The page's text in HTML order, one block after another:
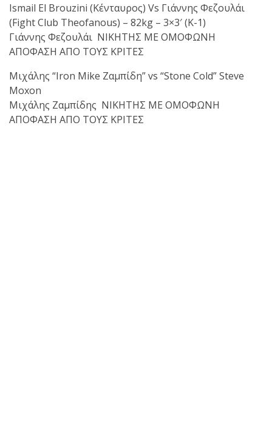
Ismail El Brouzini (Κένταυρος) Vs Γιάννης Φεζουλάι
(Fight Club Theofanous) – 82kg – 3×3′ (Κ-1)
Γιάννης Φεζουλάι ΝΙΚΗΤΗΣ ΜΕ ΟΜΟΦΩΝΗ
ΑΠΟΦΑΣΗ ΑΠΟ ΤΟΥΣ ΚΡΙΤΕΣ
Μιχάλης “Iron Mike Ζαμπίδη” vs “Stone Cold” Steve
Moxon
Μιχάλης Ζαμπίδης ΝΙΚΗΤΗΣ ΜΕ ΟΜΟΦΩΝΗ
ΑΠΟΦΑΣΗ ΑΠΟ ΤΟΥΣ ΚΡΙΤΕΣ